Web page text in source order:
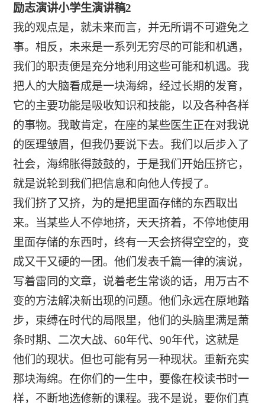
励志演讲小学生演讲稿2
我的观点是，就未来而言，并无所谓不可避免之
事。相反，未来是一系列无穷尽的可能和机遇，
我们的职责便是充分地利用这些可能和机遇。我
把人的大脑看成是一块海绵，经过长期的发育，
它的主要功能是吸收知识和技能，以及各种各样
的事物。我敢肯定，在座的某些医生正在对我说
的医理皱眉，但我仍要说下去。我们以后步入了
社会，海绵胀得鼓鼓的，于是我们开始压挤它，
就是说轮到我们把信息和向他人传授了。
我们挤了又挤，为的是把里面存储的东西取出
来。当某些人不停地挤，天天挤着，不停地使用
里面存储的东西时，终有一天会挤得空空的，变
成又干又硬的一团。他们发表千篇一律的演说，
写着雷同的文章，说着老生常谈的话，用万古不
变的方法解决新出现的问题。他们永远在原地踏
步，束缚在时代的局限里，他们的头脑里满是萧
条时期、二次大战、60年代、90年代，这就是
他们的现状。但也可能有另一种现状。重新充实
那块海绵。在你们的一生中，要像在校读书时一
样，不断地选修新的课程。我不是说，要你们真